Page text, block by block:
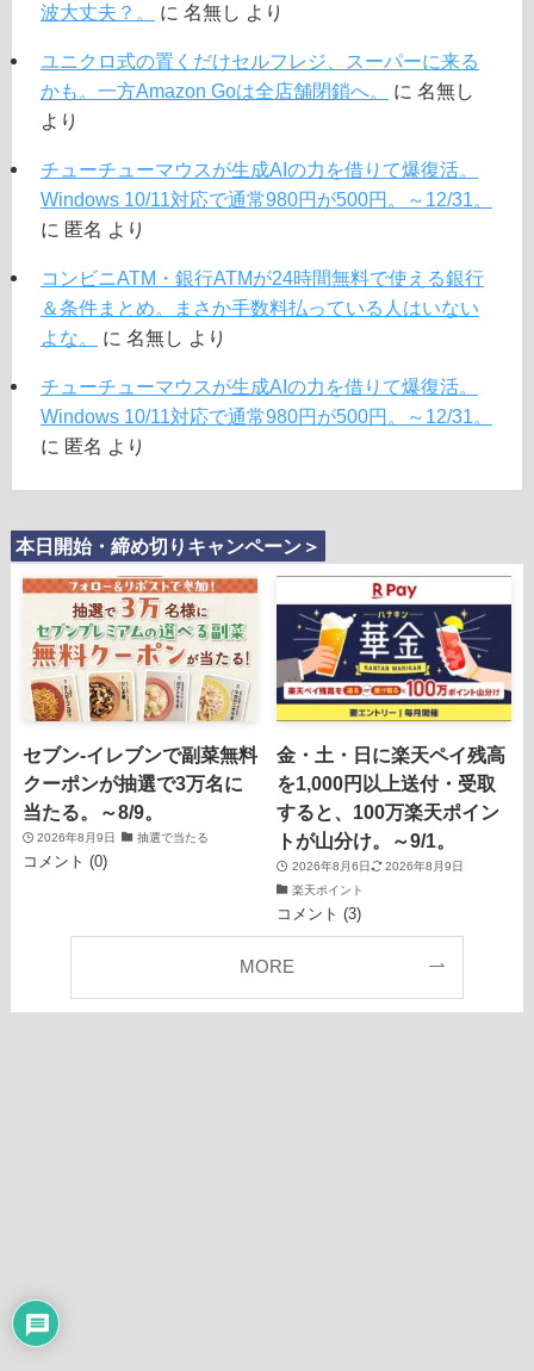
波大丈夫？。
に 名無し より
ユニクロ式の置くだけセルフレジ、スーパーに来る
かも。一方Amazon Goは全店舗閉鎖へ。
に 名無し
より
チューチューマウスが生成AIの力を借りて爆復活。
Windows 10/11対応で通常980円が500円。～12/31。
に 匿名 より
コンビニATM・銀行ATMが24時間無料で使える銀行
＆条件まとめ。まさか手数料払っている人はいない
よな。
に 名無し より
チューチューマウスが生成AIの力を借りて爆復活。
Windows 10/11対応で通常980円が500円。～12/31。
に 匿名 より
本日開始・締め切りキャンペーン＞
セブン‐イレブンで副菜無料
クーポンが抽選で3万名に
当たる。～8/9。
2026年8月9日 抽選で当たる
コメント (0)
金・土・日に楽天ペイ残高
を1,000円以上送付・受取
すると、100万楽天ポイン
トが山分け。～9/1。
2026年8月6日
2026年8月9日
楽天ポイント
コメント (3)
MORE